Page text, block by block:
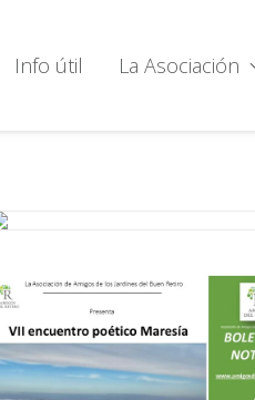
Info útil La Asociación